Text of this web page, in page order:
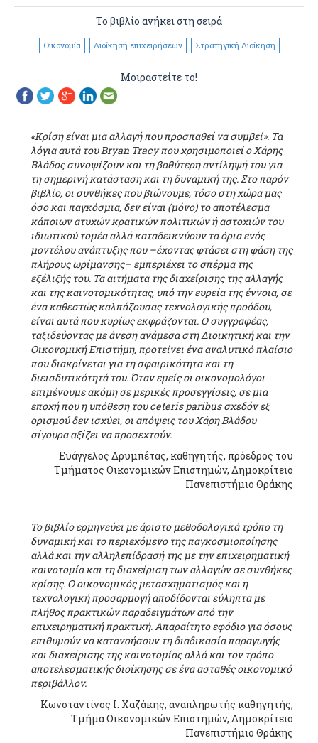
Το βιβλίο ανήκει στη σειρά
Οικονομία Διοίκηση επιχειρήσεων Στρατηγική Διοίκηση
Μοιραστείτε το!
«Κρίση είναι μια αλλαγή που προσπαθεί να συμβεί». Τα
λόγια αυτά του Bryan Tracy που χρησιμοποιεί ο Χάρης
Βλάδος συνοψίζουν και τη βαθύτερη αντίληψή του για
τη σημερινή κατάσταση και τη δυναμική της. Στο παρόν
βιβλίο, οι συνθήκες που βιώνουμε, τόσο στη χώρα μας
όσο και παγκόσμια, δεν είναι (μόνο) το αποτέλεσμα
κάποιων ατυχών κρατικών πολιτικών ή αστοχιών του
ιδιωτικού τομέα αλλά καταδεικνύουν τα όρια ενός
μοντέλου ανάπτυξης που –έχοντας φτάσει στη φάση της
πλήρους ωρίμανσης– εμπεριέχει το σπέρμα της
εξέλιξής του. Τα αιτήματα της διαχείρισης της αλλαγής
και της καινοτομικότητας, υπό την ευρεία της έννοια, σε
ένα καθεστώς καλπάζουσας τεχνολογικής προόδου,
είναι αυτά που κυρίως εκφράζονται. Ο συγγραφέας,
ταξιδεύοντας με άνεση ανάμεσα στη Διοικητική και την
Οικονομική Επιστήμη, προτείνει ένα αναλυτικό πλαίσιο
που διακρίνεται για τη σφαιρικότητα και τη
διεισδυτικότητά του. Όταν εμείς οι οικονομολόγοι
επιμένουμε ακόμη σε μερικές προσεγγίσεις, σε μια
εποχή που η υπόθεση του ceteris paribus σχεδόν εξ
ορισμού δεν ισχύει, οι απόψεις του Χάρη Βλάδου
σίγουρα αξίζει να προσεχτούν.
Ευάγγελος Δρυμπέτας, καθηγητής, πρόεδρος του
Τμήματος Οικονομικών Επιστημών, Δημοκρίτειο
Πανεπιστήμιο Θράκης
Το βιβλίο ερμηνεύει με άριστο μεθοδολογικά τρόπο τη
δυναμική και το περιεχόμενο της παγκοσμιοποίησης
αλλά και την αλληλεπίδρασή της με την επιχειρηματική
καινοτομία και τη διαχείριση των αλλαγών σε συνθήκες
κρίσης. Ο οικονομικός μετασχηματισμός και η
τεχνολογική προσαρμογή αποδίδονται εύληπτα με
πλήθος πρακτικών παραδειγμάτων από την
επιχειρηματική πρακτική. Απαραίτητο εφόδιο για όσους
επιθυμούν να κατανοήσουν τη διαδικασία παραγωγής
και διαχείρισης της καινοτομίας αλλά και τον τρόπο
αποτελεσματικής διοίκησης σε ένα ασταθές οικονομικό
περιβάλλον.
Κωνσταντίνος Ι. Χαζάκης, αναπληρωτής καθηγητής,
Τμήμα Οικονομικών Επιστημών, Δημοκρίτειο
Πανεπιστήμιο Θράκης